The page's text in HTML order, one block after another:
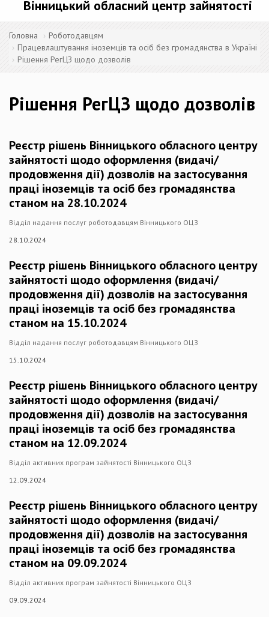
Вінницький обласний центр зайнятості
Головна
Роботодавцям
Працевлаштування іноземців та осіб без громадянства в Україні
Рішення РегЦЗ щодо дозволів
Рішення РегЦЗ щодо дозволів
Реєстр рішень Вінницького обласного центру
зайнятості щодо оформлення (видачі/
продовження дії) дозволів на застосування
праці іноземців та осіб без громадянства
станом на 28.10.2024
Відділ надання послуг роботодавцям Вінницького ОЦЗ
28.10.2024
Реєстр рішень Вінницького обласного центру
зайнятості щодо оформлення (видачі/
продовження дії) дозволів на застосування
праці іноземців та осіб без громадянства
станом на 15.10.2024
Відділ надання послуг роботодавцям Вінницького ОЦЗ
15.10.2024
Реєстр рішень Вінницького обласного центру
зайнятості щодо оформлення (видачі/
продовження дії) дозволів на застосування
праці іноземців та осіб без громадянства
станом на 12.09.2024
Відділ активних програм зайнятості Вінницького ОЦЗ
12.09.2024
Реєстр рішень Вінницького обласного центру
зайнятості щодо оформлення (видачі/
продовження дії) дозволів на застосування
праці іноземців та осіб без громадянства
станом на 09.09.2024
Відділ активних програм зайнятості Вінницького ОЦЗ
09.09.2024